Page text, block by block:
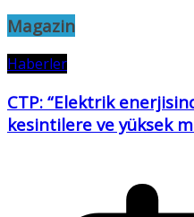
Magazin
Haberler
CTP: “Elektrik
kesintilere ve yüksek